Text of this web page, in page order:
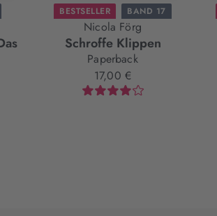
BESTSELLER BAND 17
Nicola Förg
Schroffe Klippen
Paperback
17,00 €